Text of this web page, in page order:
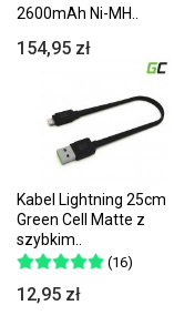
2600mAh Ni-MH..
154,95 zł
Kabel Lightning 25cm
Green Cell Matte z
szybkim..
(16)
12,95 zł